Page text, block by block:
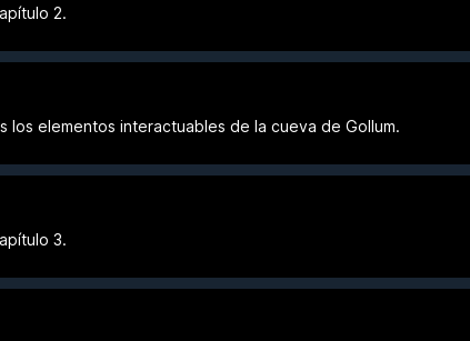
2.
los elementos interactuables de la cueva de Gollum.
3.